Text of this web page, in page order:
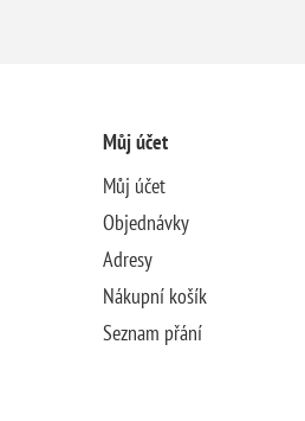
Můj účet
Můj účet
Objednávky
Adresy
Nákupní košík
Seznam přání